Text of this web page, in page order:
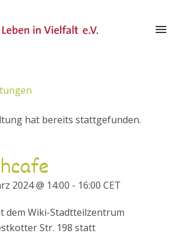
hat bereits stattgefunden.
2024 @ 14:00 - 16:00 CET
dem Wiki-Stadtteilzentrum
Str. 198 statt